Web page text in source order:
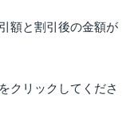
額と割引後の金額が
クリックしてくださ